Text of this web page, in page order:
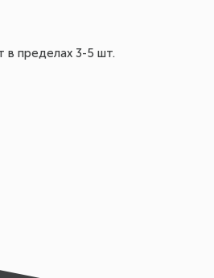
в пределах 3-5 шт.